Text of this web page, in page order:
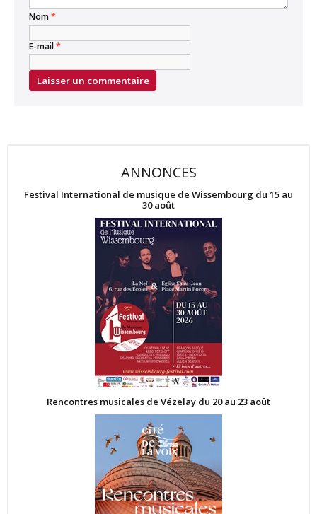
Nom*
E-mail*
ANNONCES
Festival International de musique de Wissembourg du 15 au
30 août
Rencontres musicales de Vézelay du 20 au 23 août